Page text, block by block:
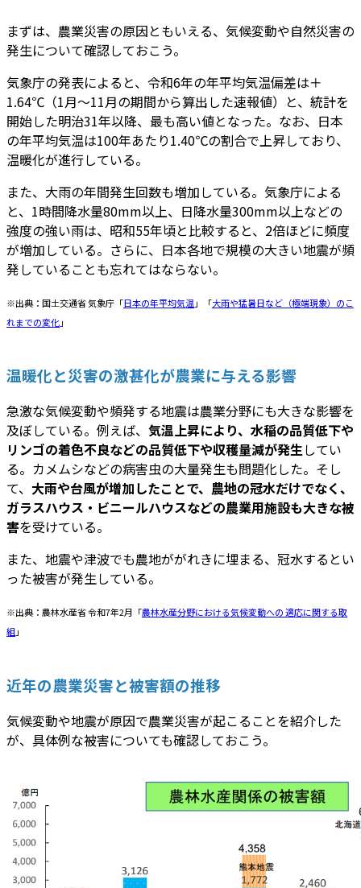
まずは、農業災害の原因ともいえる、気候変動や自然災害の
発生について確認しておこう。
気象庁の発表によると、令和6年の年平均気温偏差は＋
1.64℃（1月～11月の期間から算出した速報値）と、統計を
開始した明治31年以降、最も高い値となった。なお、日本
の年平均気温は100年あたり1.40℃の割合で上昇しており、
温暖化が進行している。
また、大雨の年間発生回数も増加している。気象庁による
と、1時間降水量80mm以上、日降水量300mm以上などの
強度の強い雨は、昭和55年頃と比較すると、2倍ほどに頻度
が増加している。さらに、日本各地で規模の大きい地震が頻
発していることも忘れてはならない。
※出典：国土交通省 気象庁「日本の年平均気温 」「大雨や猛暑日など（極端現象）のこ
れまでの変化」
温暖化と災害の激甚化が農業に与える影響
急激な気候変動や頻発する地震は農業分野にも大きな影響を
及ぼしている。例えば、 気温上昇により、水稲の品質低下や
リンゴの着色不良などの品質低下や収穫量減が発生してい
る。カメムシなどの病害虫の大量発生も問題化した。そし
て、 大雨や台風が増加したことで、農地の冠水だけでなく、
ガラスハウス・ビニールハウスなどの農業用施設も大きな被
害を受けている。
また、地震や津波でも農地ががれきに埋まる、冠水するとい
った被害が発生している。
※出典：農林水産省 令和7年2月「農林水産分野における気候変動への 適応に関する取
組 」
近年の農業災害と被害額の推移
気候変動や地震が原因で農業災害が起こることを紹介した
が、具体例な被害についても確認しておこう。